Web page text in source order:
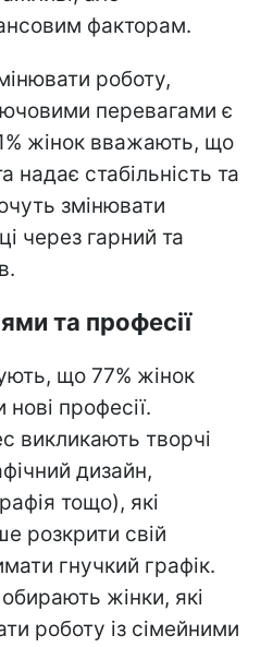
факторам.
роботу,
перевагами є
жінок вважають, що
надає стабільність та
змінювати
через гарний та
та професії
що 77% жінок
нові професії.
викликають творчі
дизайн,
тощо), які
розкрити свій
гнучкий графік.
жінки, які
роботу із сімейними